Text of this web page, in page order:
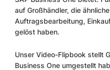
auf Großhändler, die
Auftragsbearbeitung,
gelöst haben.
Unser Video-Flipbook stellt
Business One umgestellt